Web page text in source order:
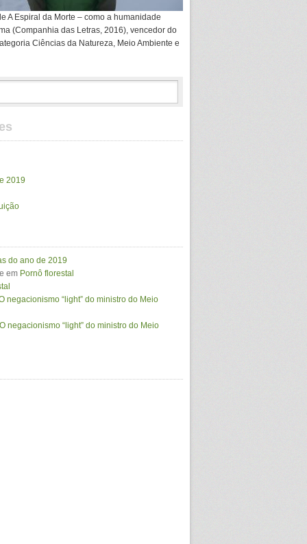
A Espiral da Morte – como a humanidade
(Companhia das Letras, 2016), vencedor do
Ciências da Natureza, Meio Ambiente e
2019
do ano de 2019
em Pornô florestal
negacionismo “light” do ministro do Meio
O negacionismo “light” do ministro do Meio